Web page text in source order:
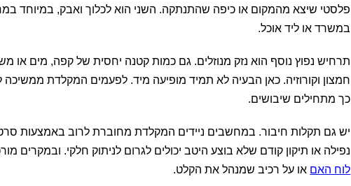
פלסטי שיצא מהמקום או כיפה שהתנתקה. השני הוא לכלוך ואבק, במיוחד
במשרד או ליד אוכל.
תרחיש נפוץ נוסף הוא נזק מנוזלים. גם כמות קטנה יחסית של קפה, מים או
חמצון וקורוזיה. כאן הבעיה לא תמיד מופיעה מיד. לפעמים המקלדת
כך מתחילים שיבושים.
יש גם תקלות חיבור. במחשבים ניידים המקלדת מחוברת לרוב באמצעות
נפילה או תיקון קודם שלא בוצע היטב יכולים לגרום לניתוק חלקי. ובמקרים
לוח האם או על רכיב שמנהל את הקלט.